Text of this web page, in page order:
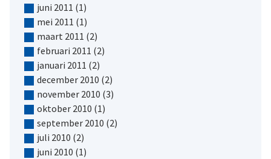
juni 2011 (1)
mei 2011 (1)
maart 2011 (2)
februari 2011 (2)
januari 2011 (2)
december 2010 (2)
november 2010 (3)
oktober 2010 (1)
september 2010 (2)
juli 2010 (2)
juni 2010 (1)